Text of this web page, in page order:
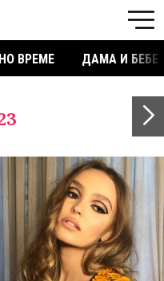
ВРЕМЕ ДАМА И БЕБЕ